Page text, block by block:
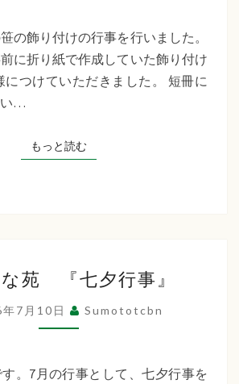
ー
ビ
ス
行
事
の飾り付けの行事を行いました。
に折り紙で作成していた飾り付け
につけていただきました。 短冊に
い…
もっと読むもっと読む
ち
ば
な
『七
苑 『七夕行事』
7月10日 Sumototcbn
。7月の行事として、七夕行事を